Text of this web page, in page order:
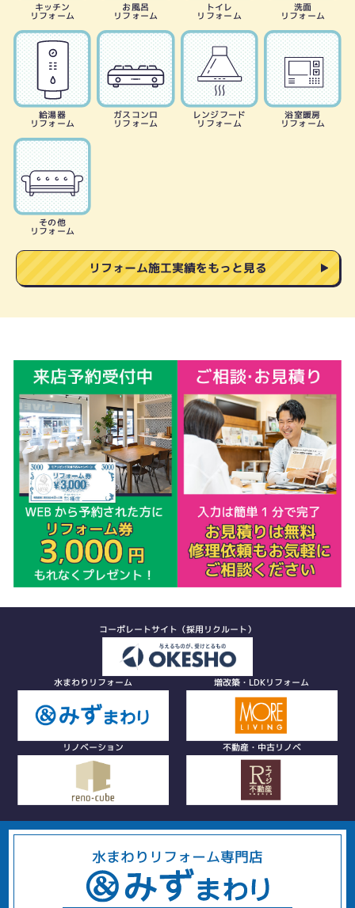
キッチン
リフォーム
お風呂
リフォーム
トイレ
リフォーム
洗面
リフォーム
給湯器
リフォーム
ガスコンロ
リフォーム
レンジフード
リフォーム
浴室暖房
リフォーム
その他
リフォーム
リフォーム施工実績をもっと見る
コーポレートサイト（採用リクルート）
水まわりリフォーム 増改築・LDKリフォーム
リノベーション 不動産・中古リノベ
水まわりリフォーム専門店